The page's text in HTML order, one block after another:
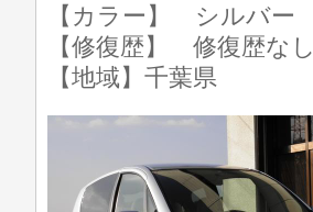
【カラー】 シルバー
【修復歴】 修復歴なし
【地域】千葉県